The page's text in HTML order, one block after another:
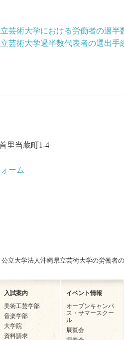
芸術大学における労働者の過
芸術大学過半数代表者の選出手
里当蔵町1-4
ーム
立大学法人沖縄県立芸術大学の労働者
入試案内
美術工芸学部
音楽学部
大学院
資料請求
イベント情報
オープンキャンパ
ス・サマースクー
ル
展覧会